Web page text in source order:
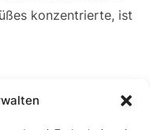
konzentrierte, ist